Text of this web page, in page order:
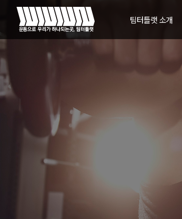
팀터틀랫 소개